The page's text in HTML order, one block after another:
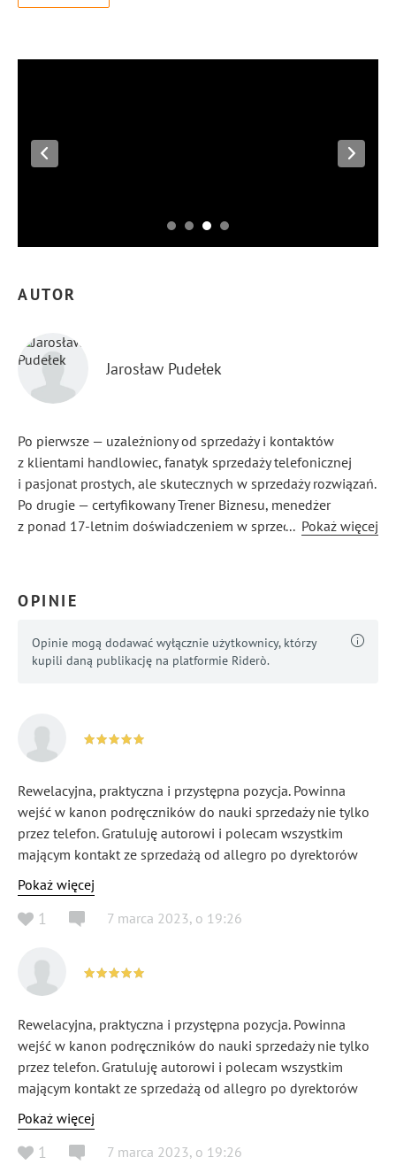
AUTOR
Jarosław Pudełek
Po pierwsze — uzależniony od sprzedaży i kontaktów
z klientami handlowiec, fanatyk sprzedaży telefonicznej
i pasjonat prostych, ale skutecznych w sprzedaży rozwiązań.
Po drugie — certyfikowany Trener Biznesu, menedżer
z ponad 17-letnim doświadczeniem w sprzedaży
na salach szkoleniowych (ponad 15.500 osób w tym ponad
... Pokaż więcej
OPINIE
Opinie mogą dodawać wyłącznie użytkownicy, którzy
kupili daną publikację na platformie Riderò.
Rewelacyjna, praktyczna i przystępna pozycja. Powinna
wejść w kanon podręczników do nauki sprzedaży nie tylko
przez telefon. Gratuluję autorowi i polecam wszystkim
mającym kontakt ze sprzedażą od allegro po dyrektorów
sprzedaży!
Pokaż więcej
1 7 marca 2023, o 19:26
Rewelacyjna, praktyczna i przystępna pozycja. Powinna
wejść w kanon podręczników do nauki sprzedaży nie tylko
przez telefon. Gratuluję autorowi i polecam wszystkim
mającym kontakt ze sprzedażą od allegro po dyrektorów
sprzedaży!
Pokaż więcej
1 7 marca 2023, o 19:26